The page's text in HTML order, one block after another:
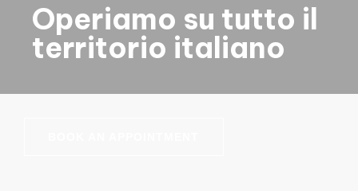
Operiamo su tutto il
territorio italiano